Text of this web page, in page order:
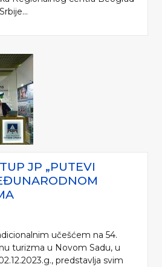
JP „PUTEVI
učešćem na 54.
turizma u Novom Sadu, u
predstavlja svim